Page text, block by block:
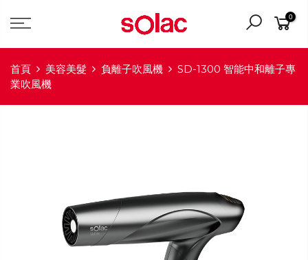
0
首頁 美容美髮 負離子吹風機
SD-1300 智能中和離子專
業吹風機